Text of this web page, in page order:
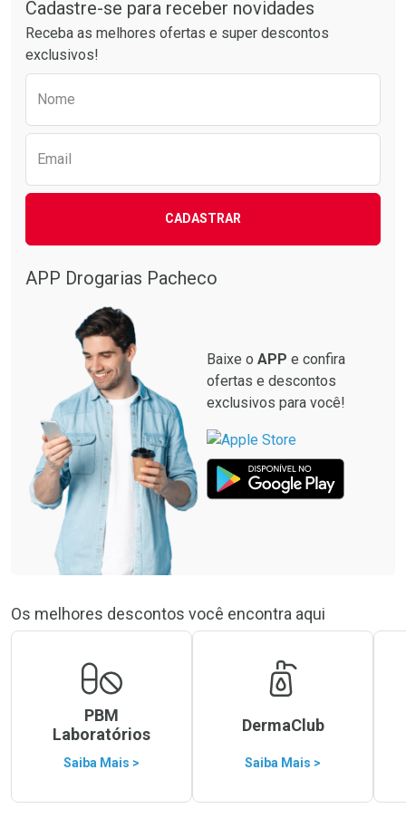
Cadastre-se para receber novidades
Receba as melhores ofertas e super descontos
exclusivos!
Nome
Email
CADASTRAR
APP Drogarias Pacheco
Baixe o APP e confira
ofertas e descontos
exclusivos para você!
Os melhores descontos você encontra aqui
PBM
Laboratórios
Saiba Mais >
DermaClub
Saiba Mais >